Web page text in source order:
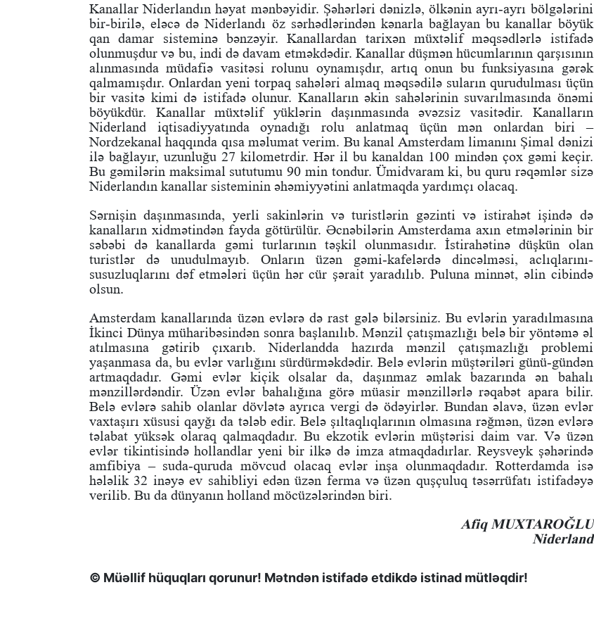
Kanallar Niderlandın həyat mənbəyidir. Şəhərləri dənizlə, ölkənin ayrı-ayrı bölgələrini
bir-birilə, eləcə də Niderlandı öz sərhədlərindən kənarla bağlayan bu kanallar böyük
qan damar sisteminə bənzəyir. Kanallardan tarixən müxtəlif məqsədlərlə istifadə
olunmuşdur və bu, indi də davam etməkdədir. Kanallar düşmən hücumlarının qarşısının
alınmasında müdafiə vasitəsi rolunu oynamışdır, artıq onun bu funksiyasına gərək
qalmamışdır. Onlardan yeni torpaq sahələri almaq məqsədilə suların qurudulması üçün
bir vasitə kimi də istifadə olunur. Kanalların əkin sahələrinin suvarılmasında önəmi
böyükdür. Kanallar müxtəlif yüklərin daşınmasında əvəzsiz vasitədir. Kanalların
Niderland iqtisadiyyatında oynadığı rolu anlatmaq üçün mən onlardan biri –
Nordzekanal haqqında qısa məlumat verim. Bu kanal Amsterdam limanını Şimal dənizi
ilə bağlayır, uzunluğu 27 kilometrdir. Hər il bu kanaldan 100 mindən çox gəmi keçir.
Bu gəmilərin maksimal sututumu 90 min tondur. Ümidvaram ki, bu quru rəqəmlər sizə
Niderlandın kanallar sisteminin əhəmiyyətini anlatmaqda yardımçı olacaq.
Sərnişin daşınmasında, yerli sakinlərin və turistlərin gəzinti və istirahət işində də
kanalların xidmətindən fayda götürülür. Əcnəbilərin Amsterdama axın etmələrinin bir
səbəbi də kanallarda gəmi turlarının təşkil olunmasıdır. İstirahətinə düşkün olan
turistlər də unudulmayıb. Onların üzən gəmi-kafelərdə dincəlməsi, aclıqlarını-
susuzluqlarını dəf etmələri üçün hər cür şərait yaradılıb. Puluna minnət, əlin cibində
olsun.
Amsterdam kanallarında üzən evlərə də rast gələ bilərsiniz. Bu evlərin yaradılmasına
İkinci Dünya müharibəsindən sonra başlanılıb. Mənzil çatışmazlığı belə bir yöntəmə əl
atılmasına gətirib çıxarıb. Niderlandda hazırda mənzil çatışmazlığı problemi
yaşanmasa da, bu evlər varlığını sürdürməkdədir. Belə evlərin müştəriləri günü-gündən
artmaqdadır. Gəmi evlər kiçik olsalar da, daşınmaz əmlak bazarında ən bahalı
mənzillərdəndir. Üzən evlər bahalığına görə müasir mənzillərlə rəqabət apara bilir.
Belə evlərə sahib olanlar dövlətə ayrıca vergi də ödəyirlər. Bundan əlavə, üzən evlər
vaxtaşırı xüsusi qayğı da tələb edir. Belə şıltaqlıqlarının olmasına rəğmən, üzən evlərə
təlabat yüksək olaraq qalmaqdadır. Bu ekzotik evlərin müştərisi daim var. Və üzən
evlər tikintisində hollandlar yeni bir ilkə də imza atmaqdadırlar. Reysveyk şəhərində
amfibiya – suda-quruda mövcud olacaq evlər inşa olunmaqdadır. Rotterdamda isə
hələlik 32 inəyə ev sahibliyi edən üzən ferma və üzən quşçuluq təsərrüfatı istifadəyə
verilib. Bu da dünyanın holland möcüzələrindən biri.
Afiq MUXTAROĞLU
Niderland
© Müəllif hüquqları qorunur! Mətndən istifadə etdikdə istinad mütləqdir!